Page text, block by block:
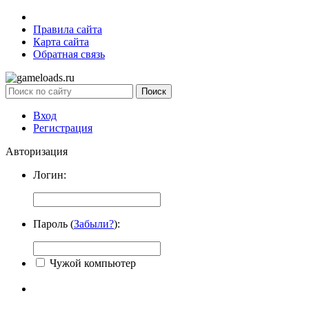
Правила сайта
Карта сайта
Обратная связь
Вход
Регистрация
Авторизация
Логин:
Пароль (Забыли?):
Чужой компьютер